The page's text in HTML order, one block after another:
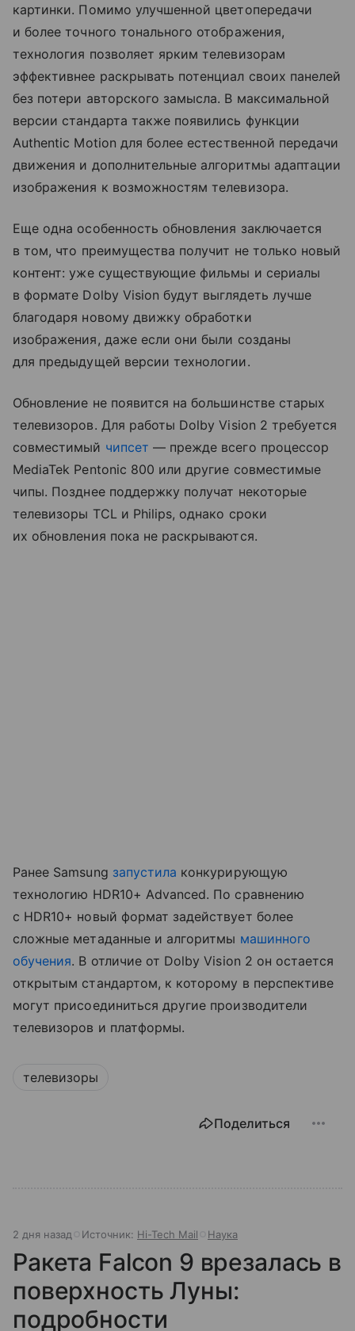
картинки. Помимо улучшенной цветопередачи
и более точного тонального отображения,
технология позволяет ярким телевизорам
эффективнее раскрывать потенциал своих панелей
без потери авторского замысла. В максимальной
версии стандарта также появились функции
Authentic Motion для более естественной передачи
движения и дополнительные алгоритмы адаптации
изображения к возможностям телевизора.
Еще одна особенность обновления заключается
в том, что преимущества получит не только новый
контент: уже существующие фильмы и сериалы
в формате Dolby Vision будут выглядеть лучше
благодаря новому движку обработки
изображения, даже если они были созданы
для предыдущей версии технологии.
Обновление не появится на большинстве старых
телевизоров. Для работы Dolby Vision 2 требуется
совместимый чипсет — прежде всего процессор
MediaTek Pentonic 800 или другие совместимые
чипы. Позднее поддержку получат некоторые
телевизоры TCL и Philips, однако сроки
их обновления пока не раскрываются.
Ранее Samsung запустила конкурирующую
технологию HDR10+ Advanced. По сравнению
с HDR10+ новый формат задействует более
сложные метаданные и алгоритмы машинного
обучения. В отличие от Dolby Vision 2 он остается
открытым стандартом, к которому в перспективе
могут присоединиться другие производители
телевизоров и платформы.
телевизоры
Поделиться
2 дня назад Источник: Hi-Tech Mail Наука
Ракета Falcon 9 врезалась в
поверхность Луны:
подробности